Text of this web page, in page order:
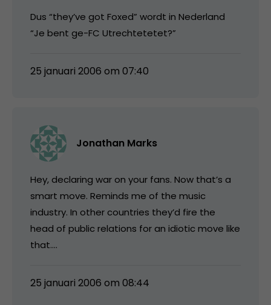
Dus “they’ve got Foxed” wordt in Nederland
“Je bent ge-FC Utrechtetetet?”
25 januari 2006 om 07:40
Jonathan Marks
Hey, declaring war on your fans. Now that’s a
smart move. Reminds me of the music
industry. In other countries they’d fire the
head of public relations for an idiotic move like
that….
25 januari 2006 om 08:44